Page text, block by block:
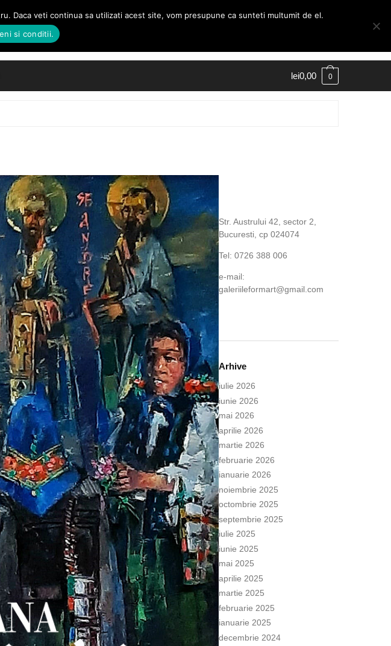
lei0,00 0
Str. Austrului 42, sector 2,
Bucuresti, cp 024074
Tel: 0726 388 006
e-mail:
galeriileformart@gmail.com
Arhive
iulie 2026
iunie 2026
mai 2026
aprilie 2026
martie 2026
februarie 2026
ianuarie 2026
noiembrie 2025
octombrie 2025
septembrie 2025
iulie 2025
iunie 2025
mai 2025
aprilie 2025
martie 2025
februarie 2025
ianuarie 2025
decembrie 2024
Daca veti continua sa utilizati acest site, vom presupune ca sunteti multumit de el.
si conditii.